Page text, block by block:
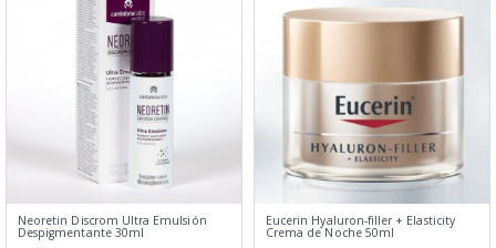
Neoretin Discrom Ultra Emulsión
Despigmentante 30ml
Eucerin Hyaluron-filler + Elasticity
Crema de Noche 50ml